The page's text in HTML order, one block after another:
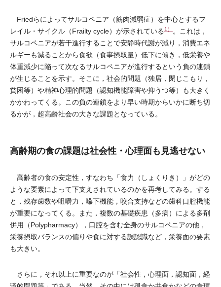
Friedらによってサルコペニア（筋肉減弱症）を中心とするフ
レイル・サイクル（Frailty cycle）が示されている 1）
。これは，
サルコペニアが若干進行することで安静時代謝が減り，消費エネ
ルギーも減ることから食欲（食事摂取量）低下に傾き，低栄養や
体重減少に陥って次なるサルコペニアが進行するという負の連鎖
が生じることを示す。そこに，社会的問題（独居，閉じこもり，
貧困等）や精神心理的問題（認知機能障害や抑うつ等）も大きく
かかわってくる。この負の連鎖をより早い時期からいかに断ち切
るかが，超高齢社会の大きな課題となっている。
高齢期の食の課題は社会性・心理面も見逃せない
高齢者の食の安定性，すなわち「食力（しょくりき）」がどの
ような要素によって下支えされているのかを再考してみる。する
と，残存歯数や咀嚼力，嚥下機能，咬合支持などの歯科口腔機能
が重要になってくる。また，複数の基礎疾患（多病）による多剤
併用（Polypharmacy），口腔を含む全身のサルコペニアの他，
栄養摂取バランスの偏りや食に対する誤認識など，栄養面の要素
も大きい。
さらに，それ以上に重要なのが「社会性，心理面，認知面，経